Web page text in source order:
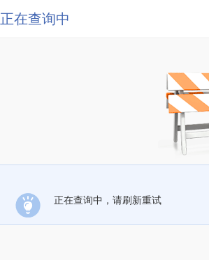
正在查询中
正在查询中，请刷新重试